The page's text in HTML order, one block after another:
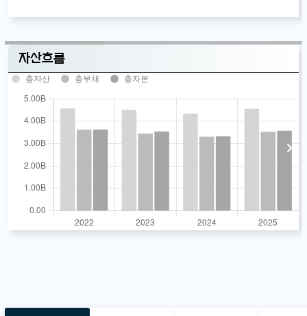
자산흐름
총자산 총부채 총자본